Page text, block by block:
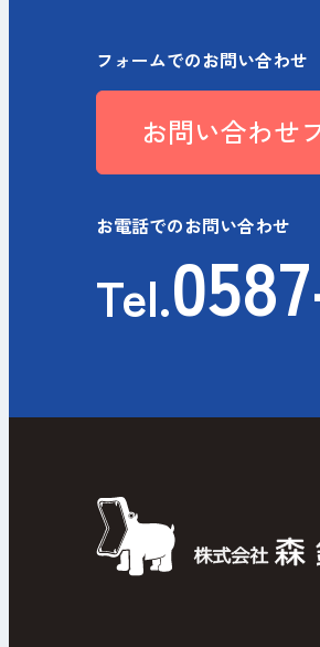
フォームでのお問い合わせ
お問い合わせ
お電話でのお問い合わせ
Tel.